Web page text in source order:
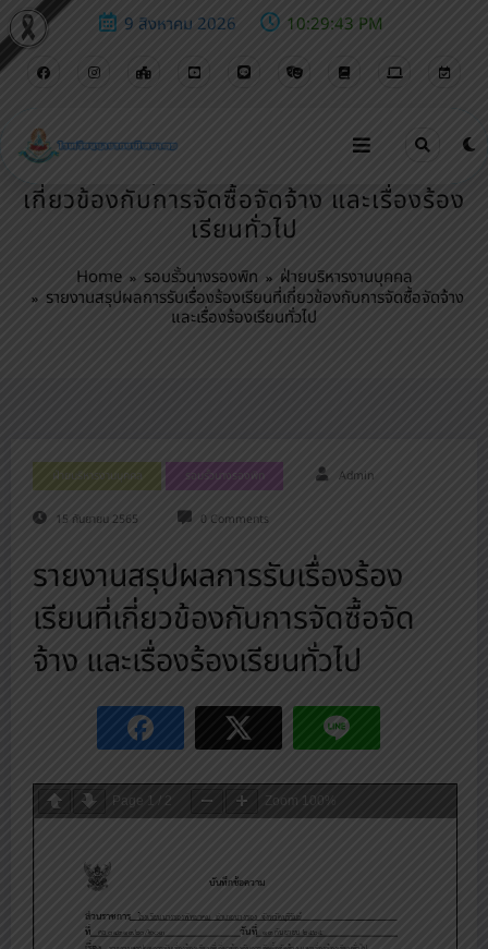
9 สิงหาคม 2026 10:29:44 PM
รายงานสรุปผลการรับเรื่องร้องเรียนที่
เกี่ยวข้องกับการจัดซื้อจัดจ้าง และเรื่องร้อง
เรียนทั่วไป
Home รอบรั้วนางรองพิท
ฝ่ายบริหารงานบุคคล
รายงานสรุปผลการรับเรื่องร้องเรียนที่เกี่ยวข้องกับการจัดซื้อจัดจ้าง
และเรื่องร้องเรียนทั่วไป
ฝ่ายบริหารงานบุคคล รอบรั้วนางรองพิท Admin
15 กันยายน 2565 0 Comments
รายงานสรุปผลการรับเรื่องร้อง
เรียนที่เกี่ยวข้องกับการจัดซื้อจัด
จ้าง และเรื่องร้องเรียนทั่วไป
Page 1 / 2 Zoom 100%